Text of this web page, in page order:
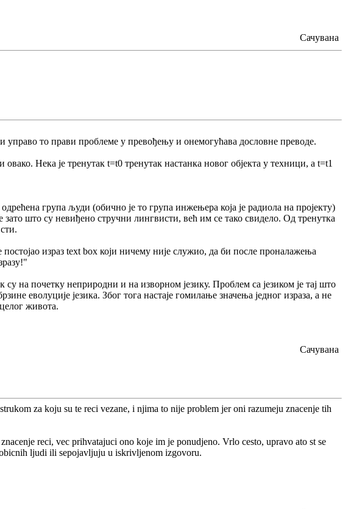
Сачувана
то прави проблеме у превођењу и онемогућава дословне преводе.
Нека је тренутак t=t0 тренутак настанка новог објекта у техници, а t=t1
група људи (обично је то група инжењера која је радиола на пројекту)
зато што су невиђено стручни лингвисти, већ им се тако свидело. Од тренутка
израз text box који ничему није служио, да би после проналажења
на почетку неприродни и на изворном језику. Проблем са језиком је тај што
еволуције језика. Због тога настаје гомилање значења једног израза, а не
живота.
Сачувана
za koju su te reci vezane, i njima to nije problem jer oni razumeju znacenje tih
reci, vec prihvatajuci ono koje im je ponudjeno. Vrlo cesto, upravo ato st se
ljudi ili sepojavljuju u iskrivljenom izgovoru.